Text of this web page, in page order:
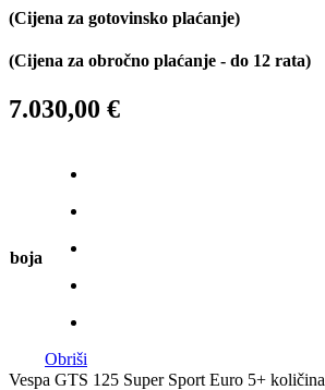
(Cijena za gotovinsko plaćanje)
(Cijena za obročno plaćanje - do 12 rata)
7.030,00 €
boja
Obriši
Vespa GTS 125 Super Sport Euro 5+ količina